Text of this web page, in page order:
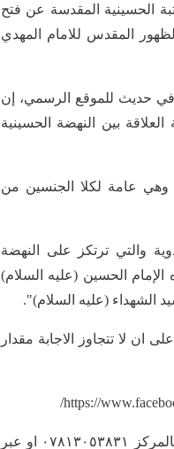
الحسينية المقدسة عن فتح
المقدس للامام المهدي
في حديث للموقع الرسمي، إن
بين النهضة الحسينية
عامة لكلا الجنسين من
والتي ترتكز على النهضة
الإمام الحسين (عليه السلام)
الشهداء (عليه السلام)".
ان لا تتجاوز الاجابة مقدار
و ان اخر موعد لاستلام البحوث غدا الجمعة ٢٩/٤/٢٠٢٢ عبر رقم التليجرام الخاص بالمركز ٠٧٨١٣٠٥٣٨٣١ او عبر